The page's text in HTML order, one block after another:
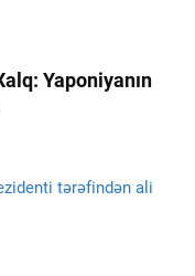
Yaponiyanın